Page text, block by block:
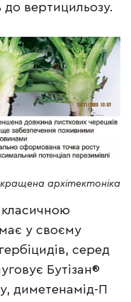
до вертицильозу.
архітектоніка
у своєму
серед
Бутізан®
диметенамід-П